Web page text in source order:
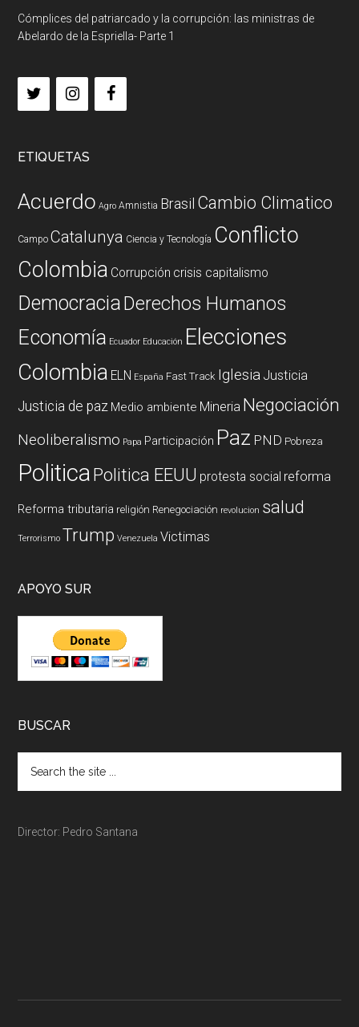
Cómplices del patriarcado y la corrupción: las ministras de
Abelardo de la Espriella- Parte 1
ETIQUETAS
Acuerdo Agro Amnistia Brasil Cambio Climatico
Campo Catalunya Ciencia y Tecnología Conflicto
Colombia Corrupción crisis capitalismo
DemocraciaDerechos Humanos
Economía Ecuador Educación Elecciones
Colombia ELN España Fast Track Iglesia Justicia
Justicia de paz Medio ambiente Mineria Negociación
Neoliberalismo Papa Participación Paz PND Pobreza
PoliticaPolitica EEUU protesta social reforma
Reforma tributaria religión Renegociación revolucion salud
Terrorismo Trump Venezuela Victimas
APOYO SUR
BUSCAR
Director: Pedro Santana